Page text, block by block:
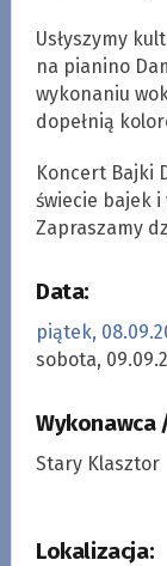
Usłyszymy
na pianino
wykonaniu
dopełnią
Koncert Bajki
świecie bajek
Zapraszamy
Data:
piątek,
sobota,
Wykonawca
Stary Klasztor
Lokalizacja: